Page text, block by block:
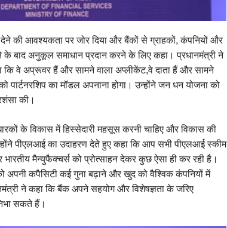
की आवश्यकता पर जोर दिया और बैंकों से ग्राहकों, कंपनियों और
बाद अनुकूल समाधान प्रदान करने के लिए कहा। प्रधानमंत्री ने
वे अप्रूवर हैं और सामने वाला अप्लीकेंट,वे दाता हैं और सामने
का मॉडल अपनाना होगा। उन्होंने जन धन योजना को
की।
के विकास में हिस्सेदारी महसूस करनी चाहिए और विकास की
पीएलआई का उदाहरण देते हुए कहा कि आप सभी पीएलआई स्कीम
मैन्युफैक्चर्स को प्रोत्साहन देकर कुछ ऐसा ही कर रही है।
कपैसिटी कई गुना बढ़ाने और खुद को वैश्विक कंपनियों में
ने कहा कि बैंक अपने सहयोग और विशेषज्ञता के जरिए
सकते हैं।